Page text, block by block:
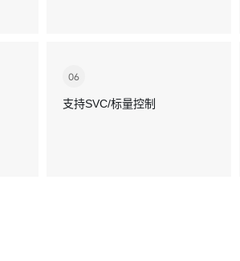
06
支持SVC/标量控制